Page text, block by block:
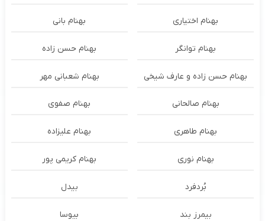
بهنام اختیاری بهنام بانی
بهنام توانگر بهنام حسن زاده
بهنام حسن زاده و عارف شیخی بهنام شعبانی مهر
بهنام صالحانی بهنام صفوی
بهنام طاهری بهنام علیزاده
بهنام نوری بهنام کریمی پور
بُردفرد بیدل
بیمرز بند بیوسا